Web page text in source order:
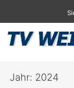
springen
Jahr: 2024